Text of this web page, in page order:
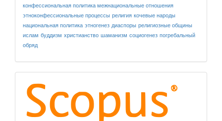
конфессиональная политикамежнациональные отношения
этноконфессиональные процессы религия кочевые народы
национальная политика этногенез диаспоры религиозные общины
ислам буддизм христианство шаманизм социогенез погребальный
обряд